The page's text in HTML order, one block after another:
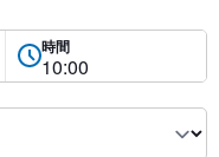
時間